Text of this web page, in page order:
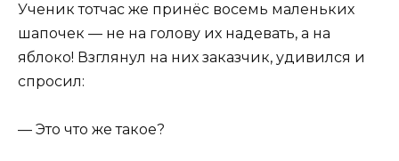
Ученик тотчас же принёс восемь маленьких
шапочек — не на голову их надевать, а на
яблоко! Взглянул на них заказчик, удивился и
спросил:
— Это что же такое?